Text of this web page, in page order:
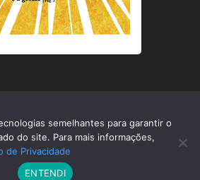
Servidores Municipais de Caxias do
|
Aviso de Privacidade
semelhantes para garantir o
do site. Para mais informações,
de Privacidade
ENTENDI